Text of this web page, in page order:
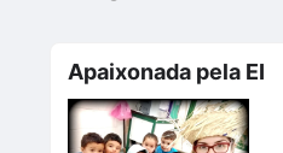
Apaixonada pela EI